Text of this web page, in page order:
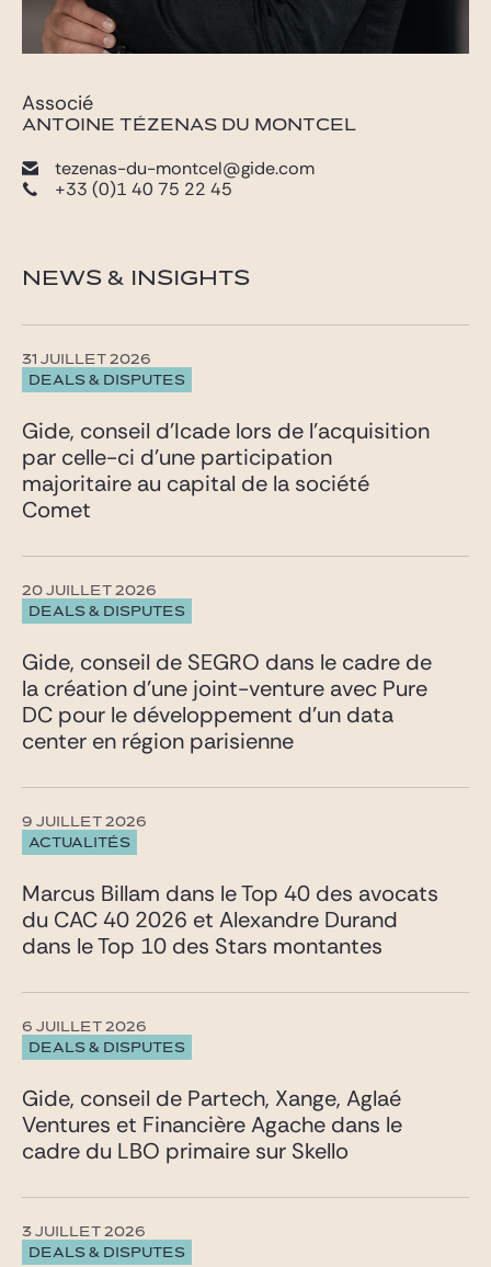
Associé
ANTOINE TÉZENAS DU MONTCEL
tezenas-du-montcel@gide.com
+33 (0)1 40 75 22 45
NEWS & INSIGHTS
DEALS & DISPUTES
31 JUILLET 2026
Gide, conseil d’Icade lors de l’acquisition
par celle-ci d’une participation
majoritaire au capital de la société
Comet
DEALS & DISPUTES
20 JUILLET 2026
Gide, conseil de SEGRO dans le cadre de
la création d’une joint-venture avec Pure
DC pour le développement d’un data
center en région parisienne
ACTUALITÉS
9 JUILLET 2026
Marcus Billam dans le Top 40 des avocats
du CAC 40 2026 et Alexandre Durand
dans le Top 10 des Stars montantes
DEALS & DISPUTES
6 JUILLET 2026
Gide, conseil de Partech, Xange, Aglaé
Ventures et Financière Agache dans le
cadre du LBO primaire sur Skello
DEALS & DISPUTES
3 JUILLET 2026